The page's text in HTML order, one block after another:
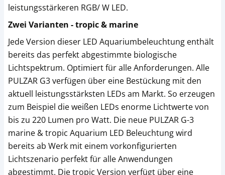
leistungsstärkeren RGB/ W LED.
Zwei Varianten - tropic & marine
Jede Version dieser LED Aquariumbeleuchtung enthält
bereits das perfekt abgestimmte biologische
Lichtspektrum. Optimiert für alle Anforderungen. Alle
PULZAR G3 verfügen über eine Bestückung mit den
aktuell leistungsstärksten LEDs am Markt. So erzeugen
zum Beispiel die weißen LEDs enorme Lichtwerte von
bis zu 220 Lumen pro Watt. Die neue PULZAR G-3
marine & tropic Aquarium LED Beleuchtung wird
bereits ab Werk mit einem vorkonfigurierten
Lichtszenario perfekt für alle Anwendungen
abgestimmt. Die tropic Version verfügt über eine